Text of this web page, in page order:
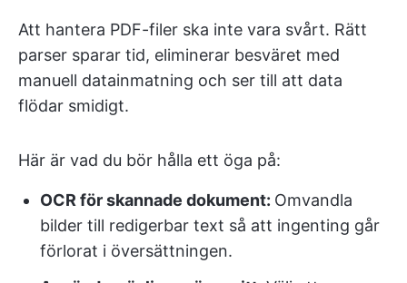
Att hantera PDF-filer ska inte vara svårt. Rätt
parser sparar tid, eliminerar besväret med
manuell datainmatning och ser till att data
flödar smidigt.
Här är vad du bör hålla ett öga på:
OCR för skannade dokument: Omvandla
bilder till redigerbar text så att ingenting går
förlorat i översättningen.